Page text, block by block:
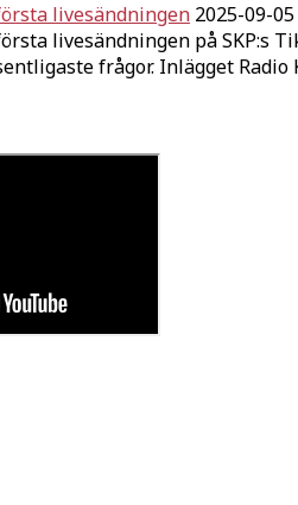
livesändningen 2025-09-05
livesändningen på SKP:s
frågor. Inlägget